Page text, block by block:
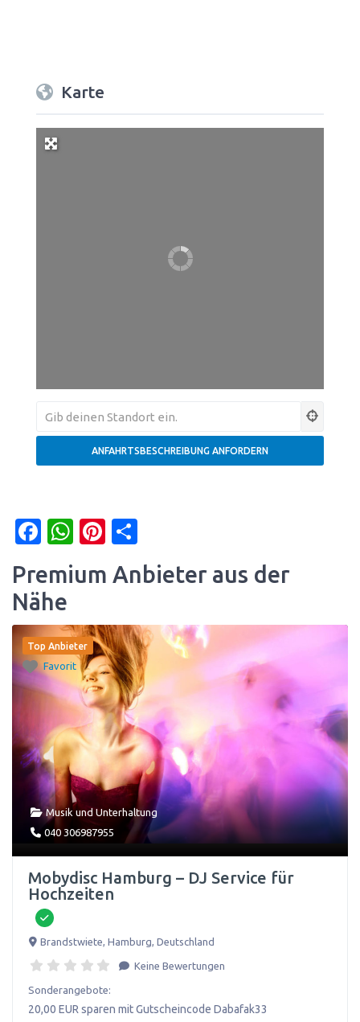
Karte
Facebook
WhatsApp
Pinterest
Premium Anbieter aus der
Nähe
Top Anbieter
Favorit
Musik und Unterhaltung
040 306987955
Mobydisc Hamburg – DJ Service für
Hochzeiten
Brandstwiete, Hamburg, Deutschland
Keine Bewertungen
Sonderangebote:
20,00 EUR sparen mit Gutscheincode Dabafak33